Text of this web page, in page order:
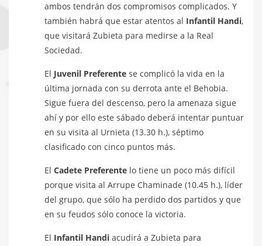
ambos tendrán dos compromisos complicados. Y
también habrá que estar atentos al Infantil Handi,
que visitará Zubieta para medirse a la Real
Sociedad.
El Juvenil Preferente se complicó la vida en la
última jornada con su derrota ante el Behobia.
Sigue fuera del descenso, pero la amenaza sigue
ahí y por ello este sábado deberá intentar puntuar
en su visita al Urnieta (13.30 h.), séptimo
clasificado con cinco puntos más.
El Cadete Preferente lo tiene un poco más difícil
porque visita al Arrupe Chaminade (10.45 h.), líder
del grupo, que sólo ha perdido dos partidos y que
en su feudos sólo conoce la victoria.
El Infantil Handi acudirá a Zubieta para